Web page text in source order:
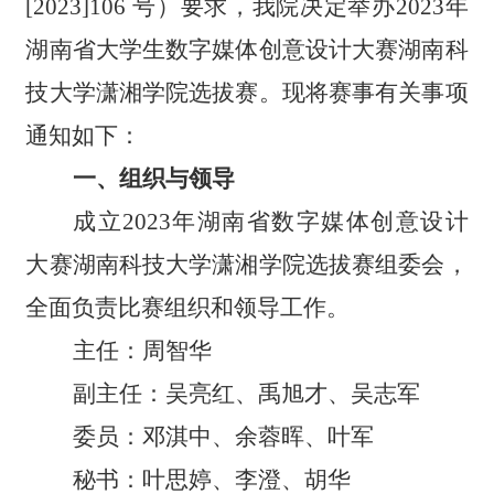
[2023]106 号）要求，我院决定举办2023年
湖南省大学生数字媒体创意设计大赛湖南科
技大学潇湘学院选拔赛。现将赛事有关事项
通知如下：
一、组织与领导
成立2023年湖南省数字媒体创意设计
大赛湖南科技大学潇湘学院选拔赛组委会，
全面负责比赛组织和领导工作。
主任：周智华
副主任：吴亮红、禹旭才、吴志军
委员：邓淇中、余蓉晖、叶军
秘书：叶思婷、李澄、胡华